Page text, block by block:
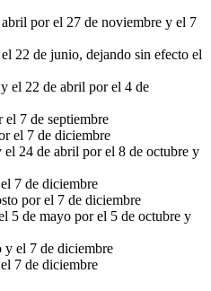
por el 27 de noviembre y el 7
22 de junio, dejando sin efecto el
el 22 de abril por el 4 de
7 de septiembre
el 7 de diciembre
24 de abril por el 8 de octubre y
7 de diciembre
por el 7 de diciembre
5 de mayo por el 5 de octubre y
y el 7 de diciembre
7 de diciembre